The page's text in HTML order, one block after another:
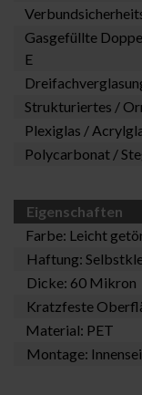
Gasgefüllte
E
Strukturiertes /
Plexiglas /
Polycarbonat /
Eigenschaften
Farbe: Leicht
Haftung:
Dicke: 60 Mikron
Kratzfeste
Material: PET
Montage: